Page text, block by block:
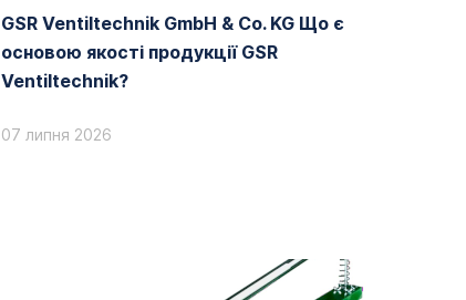
GSR Ventiltechnik GmbH & Co. KG Що є
основою якості продукції GSR
Ventiltechnik?
07 липня 2026